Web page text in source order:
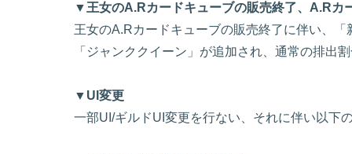
▼王女のA.Rカードキューブの販売終了、A.Rカ
王女のA.Rカードキューブの販売終了に伴い、
「ジャンククイーン」が追加され、通常の排出
▼UI変更
一部UI/ギルドUI変更を行ない、それに伴い以下